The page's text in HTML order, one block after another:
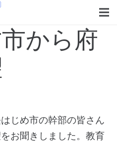
から府
じめ市の幹部の皆さん
お聞きしました。教育